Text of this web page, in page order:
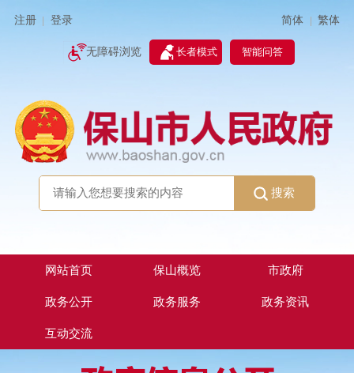
注册 登录 简体 | 繁体
无障碍浏览 长者模式 智能问答
搜索
网站首页 保山概览 市政府
政务公开 政务服务 政务资讯
互动交流